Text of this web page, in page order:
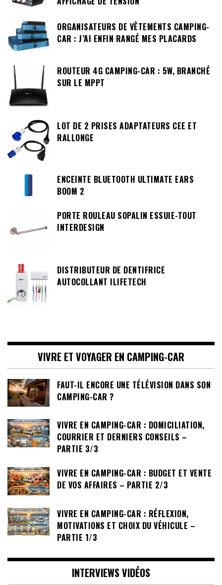
ORGANISATEURS DE VÊTEMENTS CAMPING-
CAR : J’AI ENFIN RANGÉ MES PLACARDS
ROUTEUR 4G CAMPING-CAR : 5W, BRANCHÉ
SUR LE MPPT
LOT DE 2 PRISES ADAPTATEURS CEE ET
RALLONGE
ENCEINTE BLUETOOTH ULTIMATE EARS
BOOM 2
PORTE ROULEAU SOPALIN ESSUIE-TOUT
INTERDESIGN
DISTRIBUTEUR DE DENTIFRICE
AUTOCOLLANT ILIFETECH
VIVRE ET VOYAGER EN CAMPING-CAR
FAUT-IL ENCORE UNE TÉLÉVISION DANS SON
CAMPING-CAR ?
VIVRE EN CAMPING-CAR : DOMICILIATION,
COURRIER ET DERNIERS CONSEILS –
PARTIE 3/3
VIVRE EN CAMPING-CAR : BUDGET ET VENTE
DE VOS AFFAIRES – PARTIE 2/3
VIVRE EN CAMPING-CAR : RÉFLEXION,
MOTIVATIONS ET CHOIX DU VÉHICULE –
PARTIE 1/3
INTERVIEWS VIDÉOS